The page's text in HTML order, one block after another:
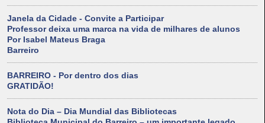
Janela da Cidade - Convite a Participar
Professor deixa uma marca na vida de milhares de alunos
Por Isabel Mateus Braga
Barreiro
BARREIRO - Por dentro dos dias
GRATIDÃO!
Nota do Dia – Dia Mundial das Bibliotecas